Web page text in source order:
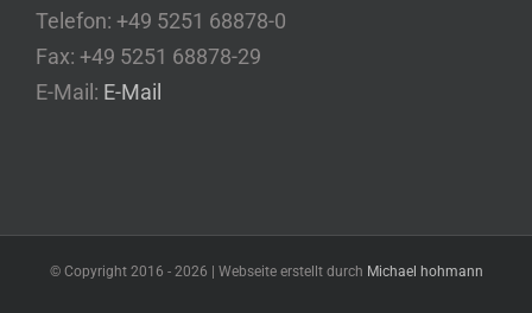
Telefon: +49 5251 68878-0
Fax: +49 5251 68878-29
E-Mail: E-Mail
© Copyright 2016 - 2026 | Webseite erstellt durch Michael hohmann